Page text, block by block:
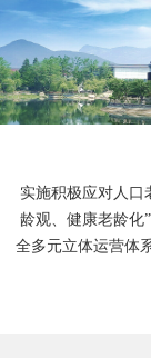
实施积极应对人口
龄观、健康老龄化
全多元立体运营体
的医养结合、康
护、老年教育、国